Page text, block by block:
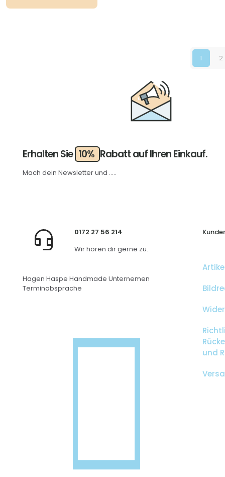
1 2
Erhalten Sie 10% Rabatt auf Ihren Einkauf.
Mach dein Newsletter und .....
0172 27 56 214
Wir hören dir gerne zu.
Hagen Haspe Handmade Unternemen
Terminabsprache
und